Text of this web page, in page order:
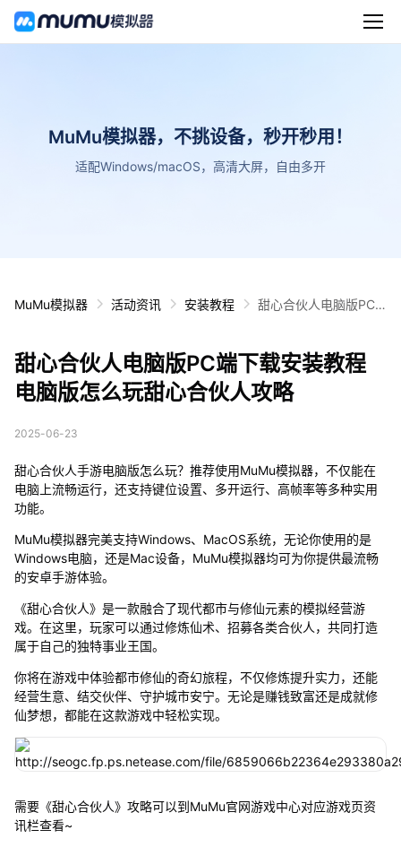
MuMu模拟器，不挑设备，秒开秒用！
适配Windows/macOS，高清大屏，自由多开
MuMu模拟器 活动资讯 安装教程
甜心合伙人电脑版PC
甜心合伙人电脑版PC端下载安装教程
电脑版怎么玩甜心合伙人攻略
2025-06-23
甜心合伙人手游电脑版怎么玩？推荐使用MuMu模拟器，不仅能在
电脑上流畅运行，还支持键位设置、多开运行、高帧率等多种实用
功能。
MuMu模拟器完美支持Windows、MacOS系统，无论你使用的是
Windows电脑，还是Mac设备，MuMu模拟器均可为你提供最流畅
的安卓手游体验。
《甜心合伙人》是一款融合了现代都市与修仙元素的模拟经营游
戏。在这里，玩家可以通过修炼仙术、招募各类合伙人，共同打造
属于自己的独特事业王国。
你将在游戏中体验都市修仙的奇幻旅程，不仅修炼提升实力，还能
经营生意、结交伙伴、守护城市安宁。无论是赚钱致富还是成就修
仙梦想，都能在这款游戏中轻松实现。
需要《甜心合伙人》攻略可以到MuMu官网游戏中心对应游戏页资
讯栏查看~